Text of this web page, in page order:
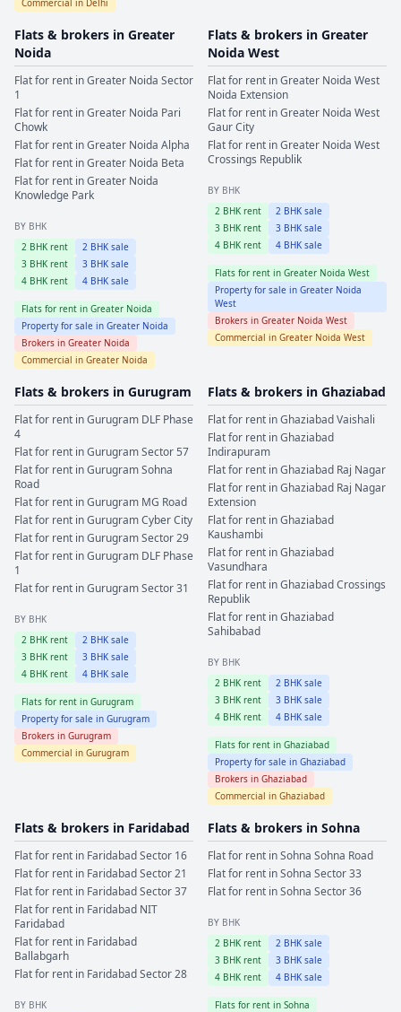
Flats & brokers in Greater
Noida
Flat for rent inGreater Noida Sector
1
Flat for rent inGreater Noida Pari
Chowk
Flat for rent inGreater Noida Alpha
Flat for rent inGreater Noida Beta
Flat for rent inGreater Noida
Knowledge Park
BY BHK
2 BHK rent 2 BHK sale
3 BHK rent 3 BHK sale
4 BHK rent 4 BHK sale
Flats for rent in Greater Noida
Property for sale in Greater Noida
Brokers in Greater Noida
Commercial in Greater Noida
Flats & brokers in Greater
Noida West
Flat for rent inGreater Noida West
Noida Extension
Flat for rent inGreater Noida West
Gaur City
Flat for rent inGreater Noida West
Crossings Republik
BY BHK
2 BHK rent 2 BHK sale
3 BHK rent 3 BHK sale
4 BHK rent 4 BHK sale
Flats for rent in Greater Noida West
Property for sale in Greater Noida
West
Brokers in Greater Noida West
Commercial in Greater Noida West
Flats & brokers in Gurugram
Flat for rent inGurugram DLF Phase
4
Flat for rent inGurugramSector 57
Flat for rent inGurugramSohna
Road
Flat for rent inGurugram MG Road
Flat for rent inGurugramCyber City
Flat for rent inGurugramSector 29
Flat for rent inGurugram DLF Phase
1
Flat for rent inGurugramSector 31
BY BHK
2 BHK rent 2 BHK sale
3 BHK rent 3 BHK sale
4 BHK rent 4 BHK sale
Flats for rent in Gurugram
Property for sale in Gurugram
Brokers in Gurugram
Commercial in Gurugram
Flats & brokers in Ghaziabad
Flat for rent inGhaziabadVaishali
Flat for rent inGhaziabad
Indirapuram
Flat for rent inGhaziabad Raj Nagar
Flat for rent inGhaziabad Raj Nagar
Extension
Flat for rent inGhaziabad
Kaushambi
Flat for rent inGhaziabad
Vasundhara
Flat for rent inGhaziabadCrossings
Republik
Flat for rent inGhaziabad
Sahibabad
BY BHK
2 BHK rent 2 BHK sale
3 BHK rent 3 BHK sale
4 BHK rent 4 BHK sale
Flats for rent in Ghaziabad
Property for sale in Ghaziabad
Brokers in Ghaziabad
Commercial in Ghaziabad
Flats & brokers in Faridabad
Flat for rent in FaridabadSector 16
Flat for rent in FaridabadSector 21
Flat for rent in FaridabadSector 37
Flat for rent in Faridabad NIT
Faridabad
Flat for rent in Faridabad
Ballabgarh
Flat for rent in FaridabadSector 28
BY BHK
Flats & brokers in Sohna
Flat for rent inSohna Sohna Road
Flat for rent inSohna Sector 33
Flat for rent inSohna Sector 36
BY BHK
2 BHK rent 2 BHK sale
3 BHK rent 3 BHK sale
4 BHK rent 4 BHK sale
Flats for rent in Sohna